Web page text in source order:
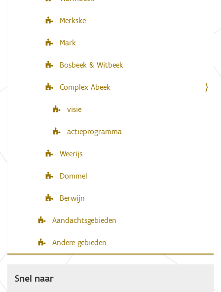
Merkske
Mark
Bosbeek & Witbeek
Complex Abeek
visie
actieprogramma
Weerijs
Dommel
Berwijn
Aandachtsgebieden
Andere gebieden
Snel naar